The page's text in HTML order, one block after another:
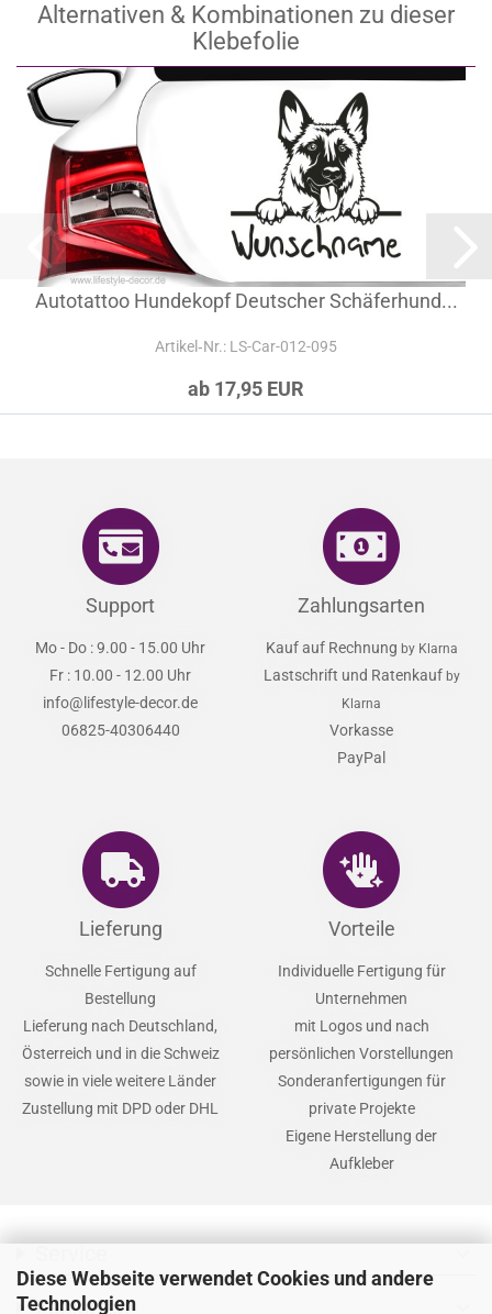
Diese Webseite verwendet Cookies und andere
Technologien
Alternativen & Kombinationen zu dieser
Klebefolie
Autotattoo Hundekopf Deutscher Schäferhund...
Artikel‑Nr.: LS-Car-012-095
ab 17,95 EUR
Support
Mo - Do : 9.00 - 15.00 Uhr
Fr : 10.00 - 12.00 Uhr
info@lifestyle-decor.de
06825-40306440
Zahlungsarten
Kauf auf Rechnung by Klarna
Lastschrift und Ratenkauf by
Klarna
Vorkasse
PayPal
Lieferung
Schnelle Fertigung auf
Bestellung
Lieferung nach Deutschland,
Österreich und in die Schweiz
sowie in viele weitere Länder
Zustellung mit DPD oder DHL
Vorteile
Individuelle Fertigung für
Unternehmen
mit Logos und nach
persönlichen Vorstellungen
Sonderanfertigungen für
private Projekte
Eigene Herstellung der
Aufkleber
Zahlarten